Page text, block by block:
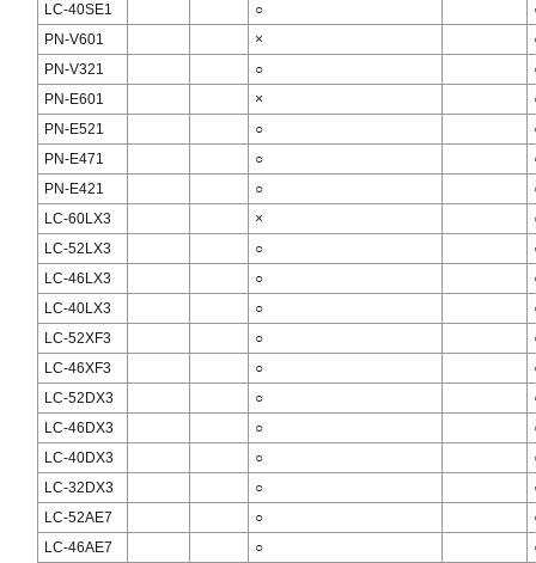
LC-40SE1
○
PN-V601
×
PN-V321
○
PN-E601
×
PN-E521
○
PN-E471
○
PN-E421
○
LC-60LX3
×
LC-52LX3
○
LC-46LX3
○
LC-40LX3
○
LC-52XF3
○
LC-46XF3
○
LC-52DX3
○
LC-46DX3
○
LC-40DX3
○
LC-32DX3
○
LC-52AE7
○
LC-46AE7
○